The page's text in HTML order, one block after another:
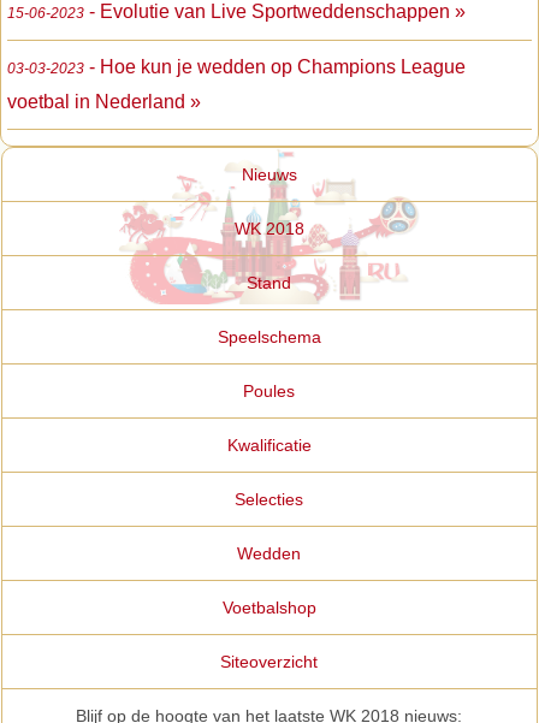
15-06-2023 - Evolutie van Live Sportweddenschappen »
03-03-2023 - Hoe kun je wedden op Champions League
voetbal in Nederland »
Nieuws
WK 2018
Stand
Speelschema
Poules
Kwalificatie
Selecties
Wedden
Voetbalshop
Siteoverzicht
Blijf op de hoogte van het laatste WK 2018 nieuws: